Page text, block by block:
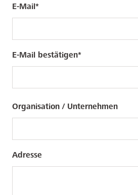
Mail
E-Mail
E-Mail bestätigen
Organisation / Unternehmen
Adresse